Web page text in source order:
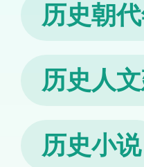
历史朝
历史人
历史小说